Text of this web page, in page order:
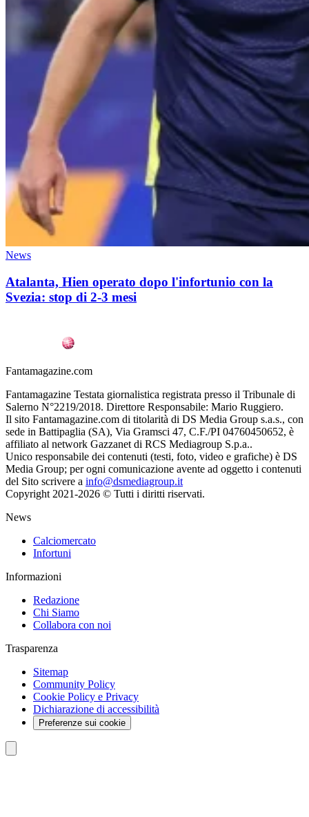
News
Atalanta, Hien operato dopo l'infortunio con la
Svezia: stop di 2-3 mesi
Fantamagazine.com
Fantamagazine Testata giornalistica registrata presso il Tribunale di
Salerno N°2219/2018. Direttore Responsabile: Mario Ruggiero.
Il sito Fantamagazine.com di titolarità di DS Media Group s.a.s., con
sede in Battipaglia (SA), Via Gramsci 47, C.F./PI 04760450652, è
affiliato al network Gazzanet di RCS Mediagroup S.p.a..
Unico responsabile dei contenuti (testi, foto, video e grafiche) è DS
Media Group; per ogni comunicazione avente ad oggetto i contenuti
del Sito scrivere a info@dsmediagroup.it
Copyright 2021-2026 © Tutti i diritti riservati.
News
Calciomercato
Infortuni
Informazioni
Redazione
Chi Siamo
Collabora con noi
Trasparenza
Sitemap
Community Policy
Cookie Policy e Privacy
Dichiarazione di accessibilità
Preferenze sui cookie